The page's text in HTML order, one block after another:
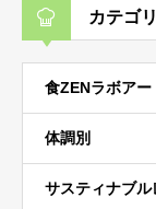
カテゴ
食ZENラボア
体調別
サスティナブル